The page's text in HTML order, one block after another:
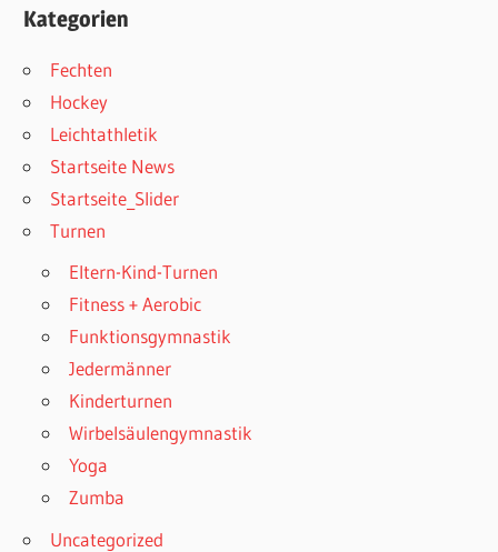
Kategorien
Fechten
Hockey
Leichtathletik
Startseite News
Startseite_Slider
Turnen
Eltern-Kind-Turnen
Fitness + Aerobic
Funktionsgymnastik
Jedermänner
Kinderturnen
Wirbelsäulengymnastik
Yoga
Zumba
Uncategorized